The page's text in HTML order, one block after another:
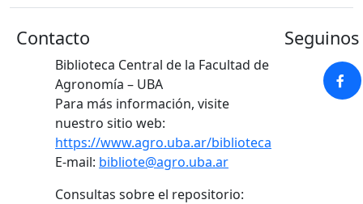
Contacto
Biblioteca Central de la Facultad de
Agronomía – UBA
Para más información, visite
nuestro sitio web:
https://www.agro.uba.ar/biblioteca
E-mail: bibliote@agro.uba.ar
Consultas sobre el repositorio: